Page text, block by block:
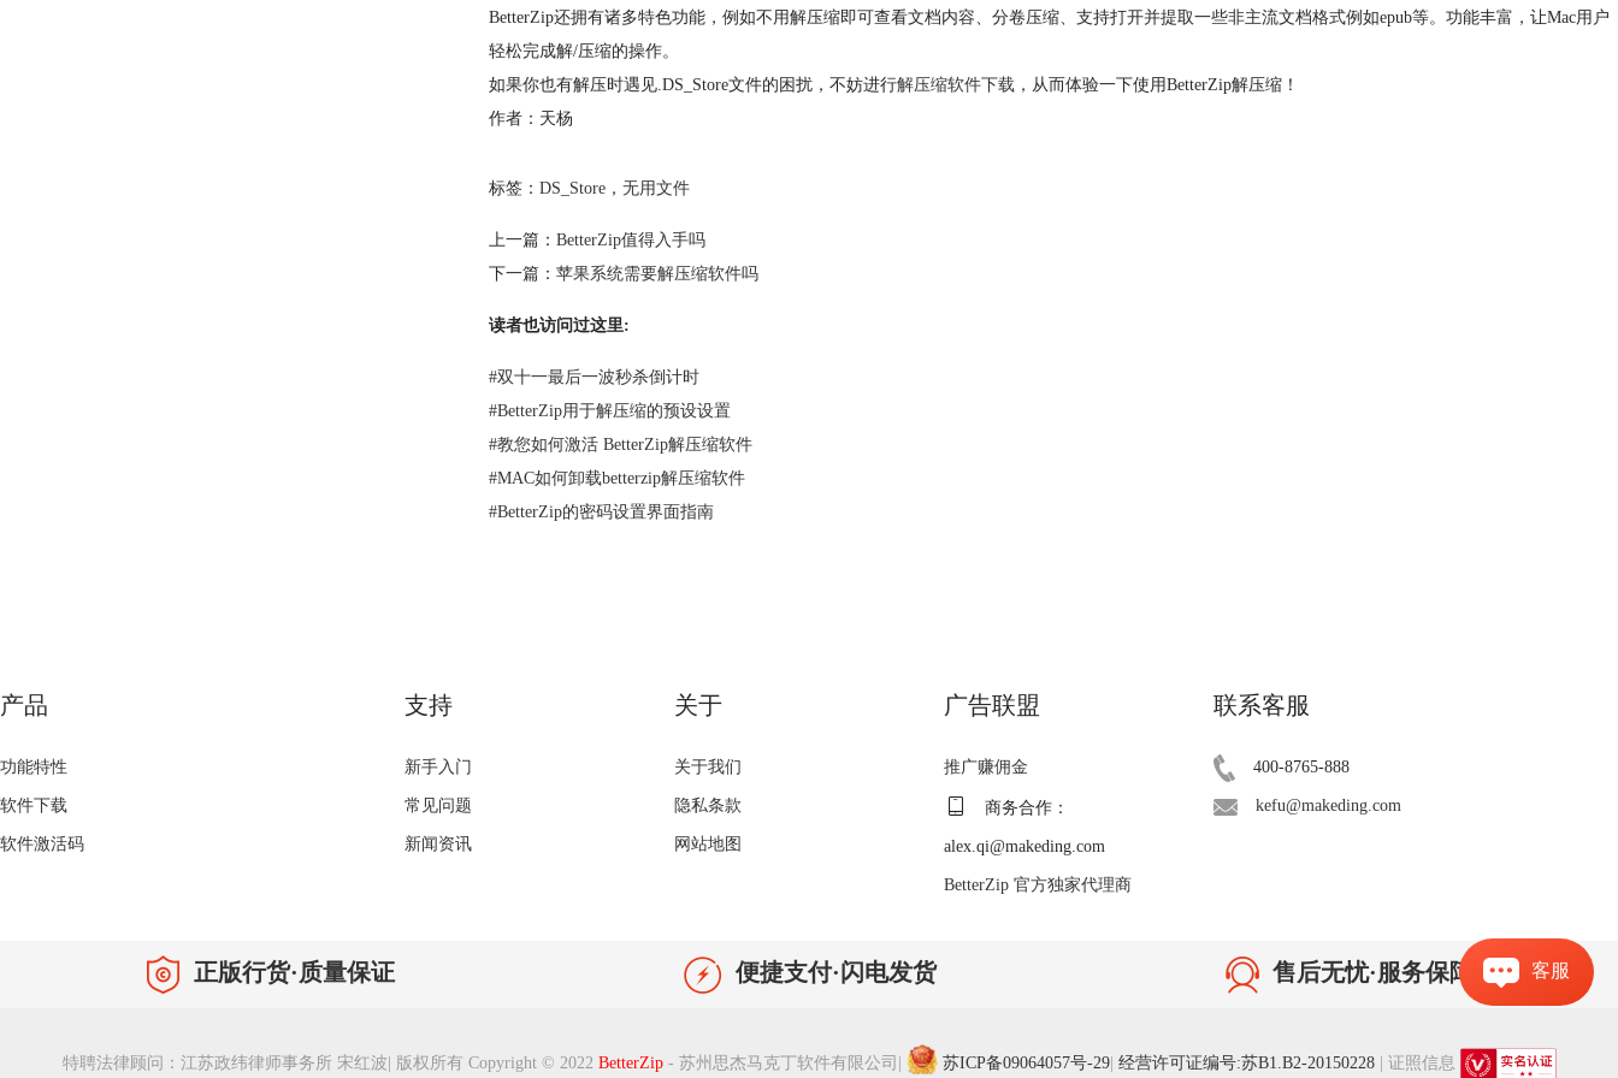
客服
BetterZip还拥有诸多特色功能，例如不用解压缩即可查看文档内容、分卷压缩、支持打开并提取一些非主流文档格式例如epub等。功能丰富，让Mac用户
轻松完成解/压缩的操作。
如果你也有解压时遇见.DS_Store文件的困扰，不妨进行解压缩软件下载 ，从而体验一下使用BetterZip解压缩！
作者：天杨
标签： DS_Store ， 无用文件
上一篇： BetterZip值得入手吗
下一篇： 苹果系统需要解压缩软件吗
读者也访问过这里:
#双十一最后一波秒杀倒计时
#BetterZip用于解压缩的预设设置
#教您如何激活 BetterZip解压缩软件
#MAC如何卸载betterzip解压缩软件
#BetterZip的密码设置界面指南
产品
功能特性
软件下载
软件激活码
支持
新手入门
常见问题
新闻资讯
关于
关于我们
隐私条款
网站地图
广告联盟
推广赚佣金
商务合作：
alex.qi@makeding.com
BetterZip 官方独家代理商
联系客服
400-8765-888
kefu@makeding.com
正版行货·质量保证 便捷支付·闪电发货 售后无忧·服务保障
特聘法律顾问：江苏政纬律师事务所 宋红波 版权所有 Copyright © 2022 BetterZip - 苏州思杰马克丁软件有限公司 苏ICP备09064057号-29| 经营许可证编号:苏B1.B2-20150228| 证照信息